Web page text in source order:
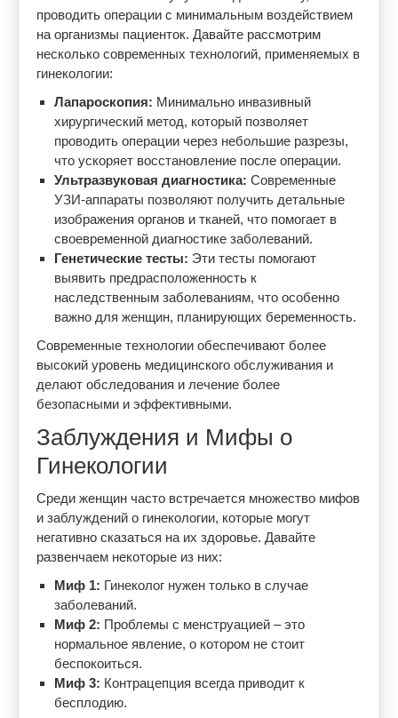
проводить операции с минимальным воздействием
на организмы пациенток. Давайте рассмотрим
несколько современных технологий, применяемых в
гинекологии:
Лапароскопия: Минимально инвазивный
хирургический метод, который позволяет
проводить операции через небольшие разрезы,
что ускоряет восстановление после операции.
Ультразвуковая диагностика: Современные
УЗИ-аппараты позволяют получить детальные
изображения органов и тканей, что помогает в
своевременной диагностике заболеваний.
Генетические тесты: Эти тесты помогают
выявить предрасположенность к
наследственным заболеваниям, что особенно
важно для женщин, планирующих беременность.
Современные технологии обеспечивают более
высокий уровень медицинского обслуживания и
делают обследования и лечение более
безопасными и эффективными.
Заблуждения и Мифы о
Гинекологии
Среди женщин часто встречается множество мифов
и заблуждений о гинекологии, которые могут
негативно сказаться на их здоровье. Давайте
развенчаем некоторые из них:
Миф 1: Гинеколог нужен только в случае
заболеваний.
Миф 2: Проблемы с менструацией – это
нормальное явление, о котором не стоит
беспокоиться.
Миф 3: Контрацепция всегда приводит к
бесплодию.